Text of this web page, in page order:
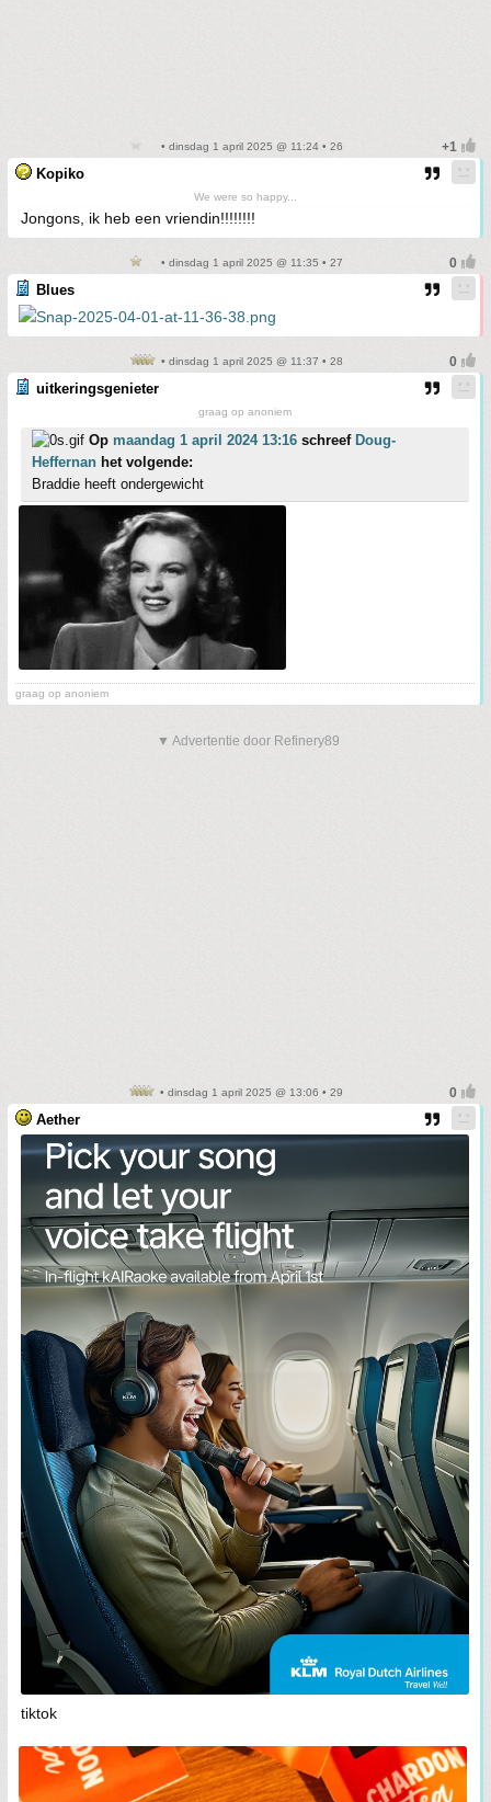
• dinsdag 1 april 2025 @ 11:24 • 26
Kopiko
We were so happy...
Jongons, ik heb een vriendin!!!!!!!!
• dinsdag 1 april 2025 @ 11:35 • 27
Blues
• dinsdag 1 april 2025 @ 11:37 • 28
uitkeringsgenieter
graag op anoniem
Op maandag 1 april 2024 13:16 schreef Doug-
Heffernan het volgende:
Braddie heeft ondergewicht
graag op anoniem
▼ Advertentie door Refinery89
• dinsdag 1 april 2025 @ 13:06 • 29
Aether
tiktok